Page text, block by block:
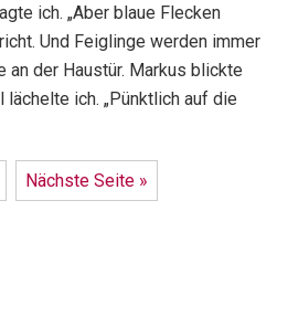
ich. „Aber blaue Flecken
Und Feiglinge werden immer
an der Haustür. Markus blickte
lächelte ich. „Pünktlich auf die
Nächste Seite »